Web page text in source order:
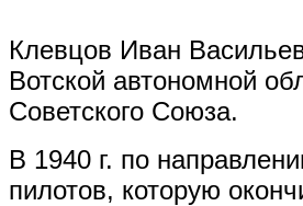
Клевцов Иван
Вотской автономной
Советского Союза.
В 1940 г. по
пилотов, которую